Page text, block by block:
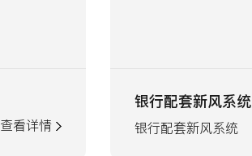
查看详情
银行配套新风系统
银行配套新风系统